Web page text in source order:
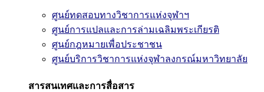
ศูนย์ทดสอบทางวิชาการแห่งจุฬาฯ
ศูนย์การแปลและการล่ามเฉลิมพระเกียรติ
ศูนย์กฎหมายเพื่อประชาชน
ศูนย์บริการวิชาการแห่งจุฬาลงกรณ์มหาวิทยาลัย
สารสนเทศและการสื่อสาร